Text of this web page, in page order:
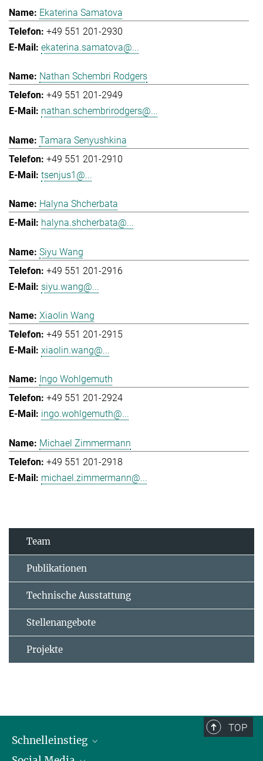
Ekaterina Samatova
+49 551 201-2930
ekaterina.samatova@...
Nathan Schembri Rodgers
+49 551 201-2949
nathan.schembrirodgers@...
Tamara Senyushkina
+49 551 201-2910
tsenjus1@...
Halyna Shcherbata
halyna.shcherbata@...
Siyu Wang
+49 551 201-2916
siyu.wang@...
Xiaolin Wang
+49 551 201-2915
xiaolin.wang@...
Ingo Wohlgemuth
+49 551 201-2924
ingo.wohlgemuth@...
Michael Zimmermann
+49 551 201-2918
michael.zimmermann@...
Team
Publikationen
Technische Ausstattung
Stellenangebote
Projekte
TOP
Schnelleinstieg